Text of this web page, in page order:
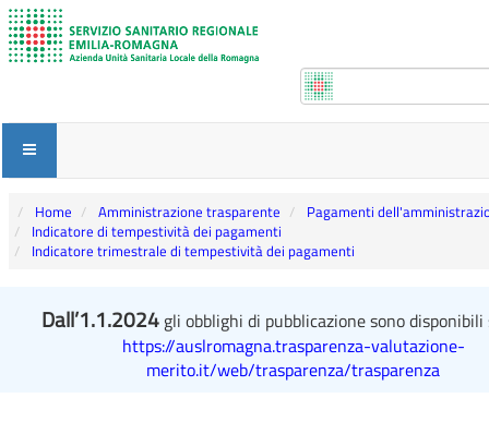
Home Amministrazione trasparente
Pagamenti
Indicatore di tempestività dei pagamenti
Indicatore trimestrale di tempestività dei pagamenti
Dall’1.1.2024 gli obblighi di pubblicazione sono
https://auslromagna.trasparenza-valutazione-
merito.it/web/trasparenza/trasparenza